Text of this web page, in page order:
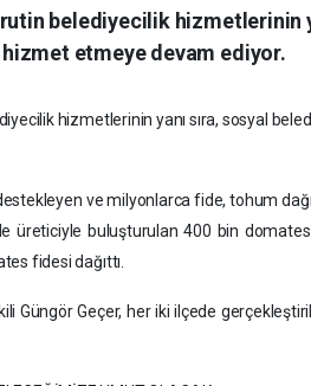
belediyecilik hizmetlerinin
etmeye devam ediyor.
hizmetlerinin yanı sıra, sosyal
ve milyonlarca fide, tohum
üreticiyle buluşturulan 400 bin
fidesi dağıttı.
Güngör Geçer, her iki ilçede